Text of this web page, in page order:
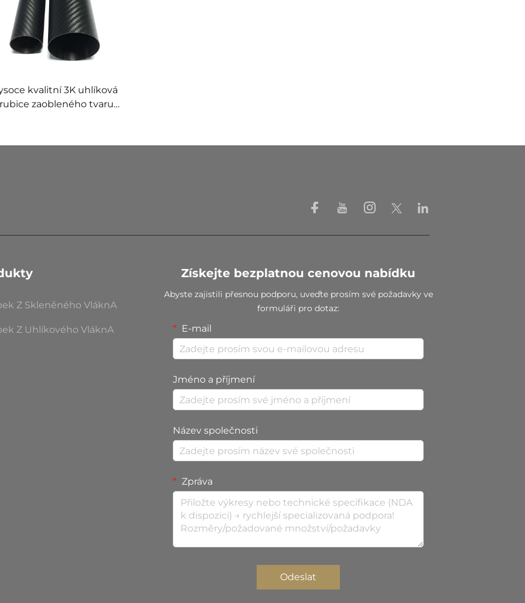
kvalitní 3K uhlíková
zaobleného tvaru
Z Skleněného VláknA
Z Uhlíkového VláknA
Získejte bezplatnou cenovou nabídku
Abyste zajistili přesnou podporu, uveďte prosím své požadavky ve
formuláři pro dotaz:
E-mail
Jméno a příjmení
Název společnosti
Zpráva
Odeslat